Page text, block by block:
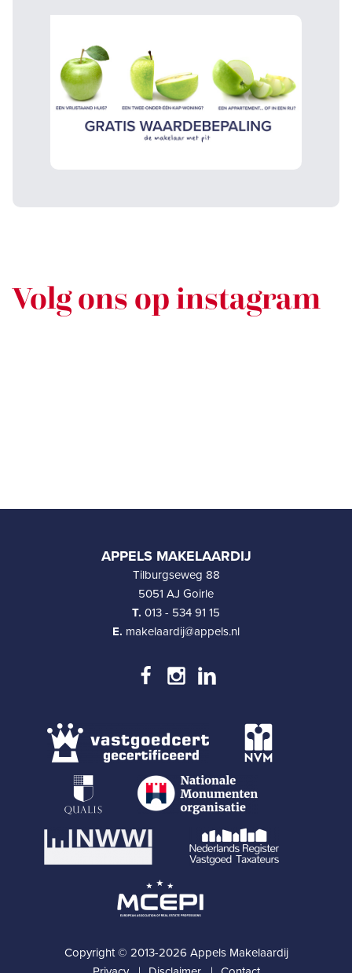
Volg ons op instagram
APPELS MAKELAARDIJ
Tilburgseweg 88
5051 AJ Goirle
T. 013 - 534 91 15
E. makelaardij@appels.nl
Copyright © 2013-2026 Appels Makelaardij